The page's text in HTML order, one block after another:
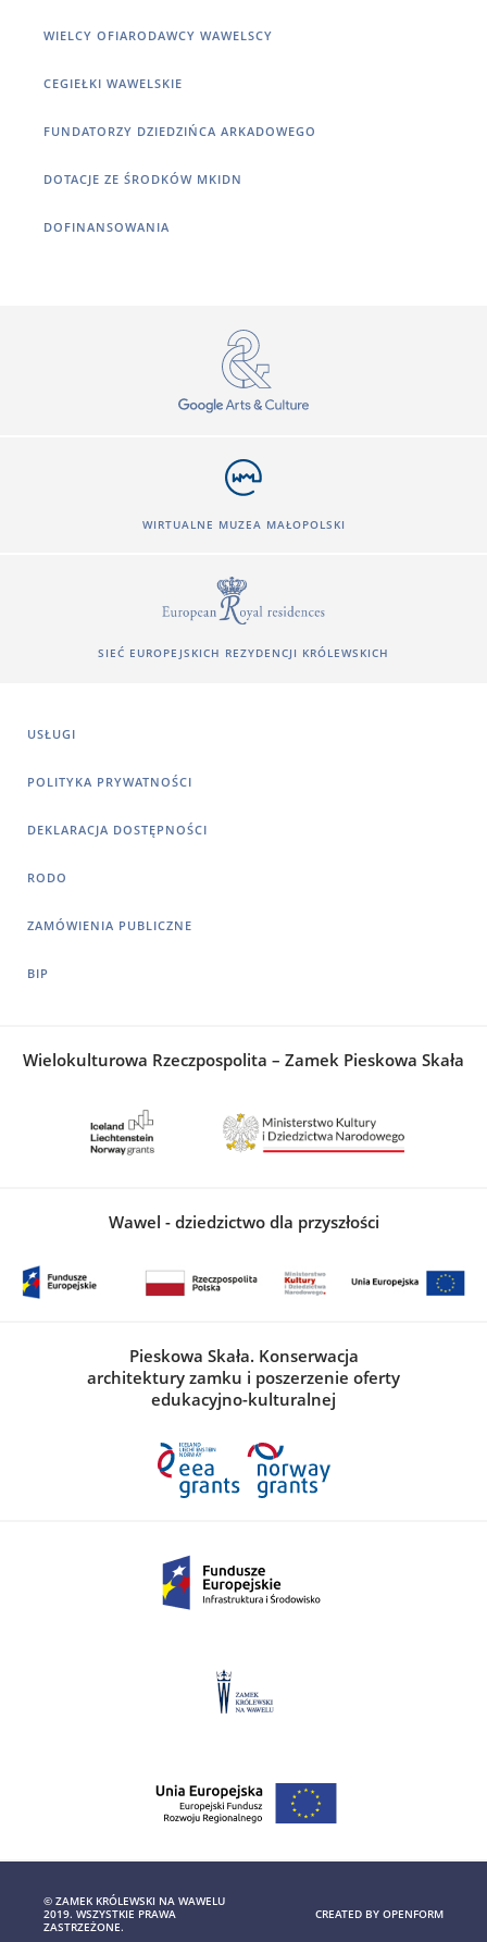
WIELCY OFIARODAWCY WAWELSCY
CEGIEŁKI WAWELSKIE
FUNDATORZY DZIEDZIŃCA ARKADOWEGO
DOTACJE ZE ŚRODKÓW MKIDN
DOFINANSOWANIA
WIRTUALNE MUZEA MAŁOPOLSKI
SIEĆ EUROPEJSKICH REZYDENCJI KRÓLEWSKICH
USŁUGI
POLITYKA PRYWATNOŚCI
DEKLARACJA DOSTĘPNOŚCI
RODO
ZAMÓWIENIA PUBLICZNE
BIP
Wielokulturowa Rzeczpospolita – Zamek Pieskowa Skała
Wawel - dziedzictwo dla przyszłości
Pieskowa Skała. Konserwacja
architektury zamku i poszerzenie oferty
edukacyjno-kulturalnej
© ZAMEK KRÓLEWSKI NA WAWELU
2019. WSZYSTKIE PRAWA
ZASTRZEŻONE.
CREATED BY OPENFORM